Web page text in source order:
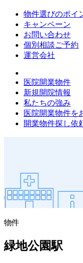
物件選びのポイ
キャンペーン
お問い合わせ
個別相談ご予約
運営会社
医院開業物件
新規開院情報
私たちの強み
医院開業物件を
開業物件探し依
物件
緑地公園駅